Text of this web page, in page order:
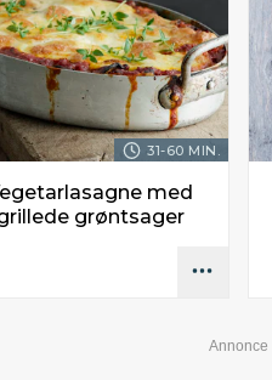
31-60 MIN.
med
grøntsager